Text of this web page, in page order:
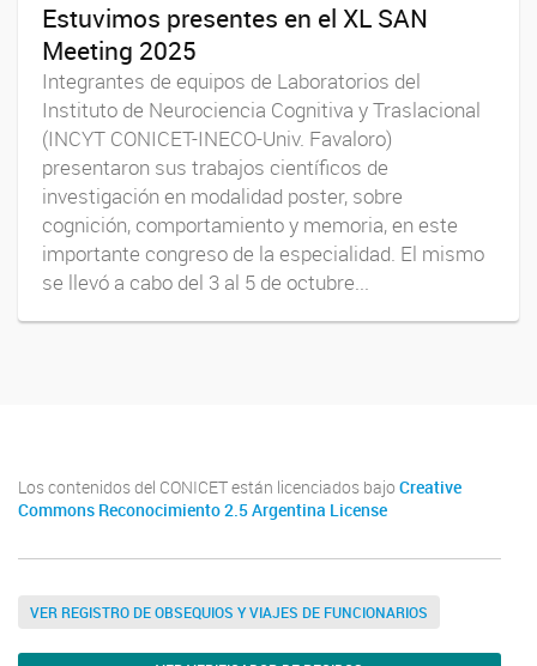
Estuvimos presentes en el XL SAN
Meeting 2025
Integrantes de equipos de Laboratorios del
Instituto de Neurociencia Cognitiva y Traslacional
(INCYT CONICET-INECO-Univ. Favaloro)
presentaron sus trabajos científicos de
investigación en modalidad poster, sobre
cognición, comportamiento y memoria, en este
importante congreso de la especialidad. El mismo
se llevó a cabo del 3 al 5 de octubre...
Los contenidos del CONICET están licenciados bajo Creative
Commons Reconocimiento 2.5 Argentina License
VER REGISTRO DE OBSEQUIOS Y VIAJES DE FUNCIONARIOS